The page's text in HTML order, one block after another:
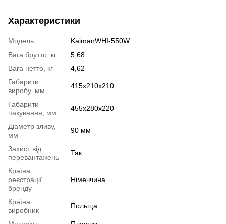
Характеристики
Модель
KaimanWHI-550W
Вага брутто, кг
5,68
Вага нетто, кг
4,62
Габарити
виробу, мм
415х210х210
Габарити
пакування, мм
455х280х220
Діаметр зливу,
мм
90 мм
Захист від
перевантажень
Так
Країна
реєстрації
бренду
Німеччина
Країна
виробник
Польща